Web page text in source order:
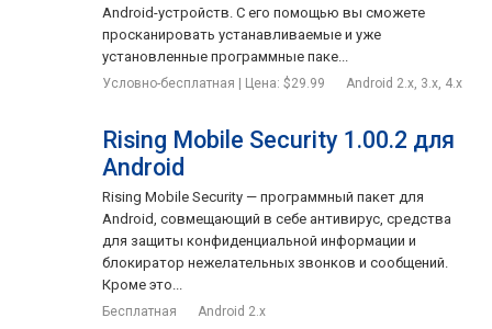
Android-устройств. С его помощью вы сможете
просканировать устанавливаемые и уже
установленные программные паке...
Условно-бесплатная | Цена: $29.99 Android 2.x, 3.x, 4.x
Rising Mobile Security 1.00.2 для
Android
Rising Mobile Security — программный пакет для
Android, совмещающий в себе антивирус, средства
для защиты конфиденциальной информации и
блокиратор нежелательных звонков и сообщений.
Кроме это...
Бесплатная Android 2.x